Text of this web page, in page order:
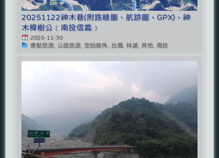
20251122神木巷(附路線圖、航跡圖、GPX)、神
木樟樹公﹝南投信義﹞
2025-11-30
景點悠遊, 公路悠遊, 空拍視角, 台灣, 林道, 其他, 南投